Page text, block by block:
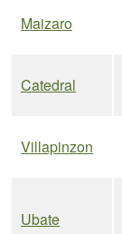
Maizaro
Catedral
Villapinzon
Ubate